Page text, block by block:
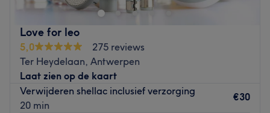
Dichtstbijzijnde openbaar vervoer:
Lijn 60, 61,62, en 37a stoppen slechts op enkele minuten
loopafstand.
Wat we leuk vinden aan het salon:
Sfeer: vriendelijk & verzorgd
Gespecialiseerd in: nagelbehandelingen en pedicure
Gebruikte merken en producten: indigo
Love for leo
5,0
275 reviews
Ter Heydelaan, Antwerpen
Laat zien op de kaart
Verwijderen shellac inclusief verzorging
20 min
€30